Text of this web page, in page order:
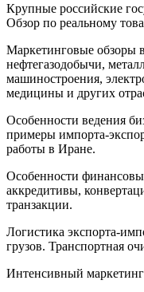
Крупные российские
Обзор по реальному
Маркетинговые обзоры
нефтегазодобычи,
машиностроения,
медицины и других
Особенности ведения
примеры импорта-
работы в Иране.
Особенности
аккредитивы,
транзакции.
Логистика экспорта-
грузов. Транспортная
Интенсивный